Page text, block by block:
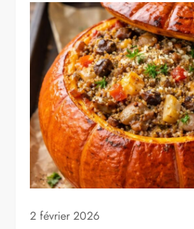
2 février 2026